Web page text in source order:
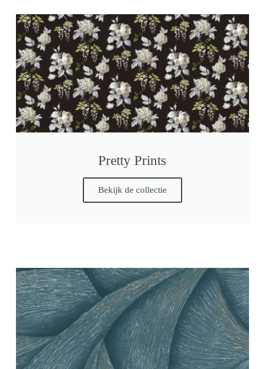
Pretty Prints
Bekijk de collectie